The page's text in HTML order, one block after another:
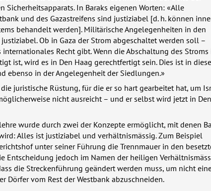
Sicherheitsapparats. In Baraks eigenen Worten: «Alle
und des Gazastreifens sind justiziabel [d. h. können
behandelt werden]. Militärische Angelegenheiten in den
Ob in Gaza der Strom abgeschaltet werden soll –
internationales Recht gibt. Wenn die Abschaltung des Stroms
ist, wird es in Den Haag gerechtfertigt sein. Dies ist in
ebenso in der Angelegenheit der Siedlungen.»
die juristische Rüstung, für die er so hart gearbeitet hat, um
nicht ausreicht – und er selbst wird jetzt in
wurde durch zwei der Konzepte ermöglicht, mit denen
Alles ist justiziabel und verhältnismässig. Zum Beispiel
unter seiner Führung die Trennmauer in den
Entscheidung jedoch im Namen der heiligen
die Streckenführung geändert werden muss, um nicht
Dörfer vom Rest der Westbank abzuschneiden.